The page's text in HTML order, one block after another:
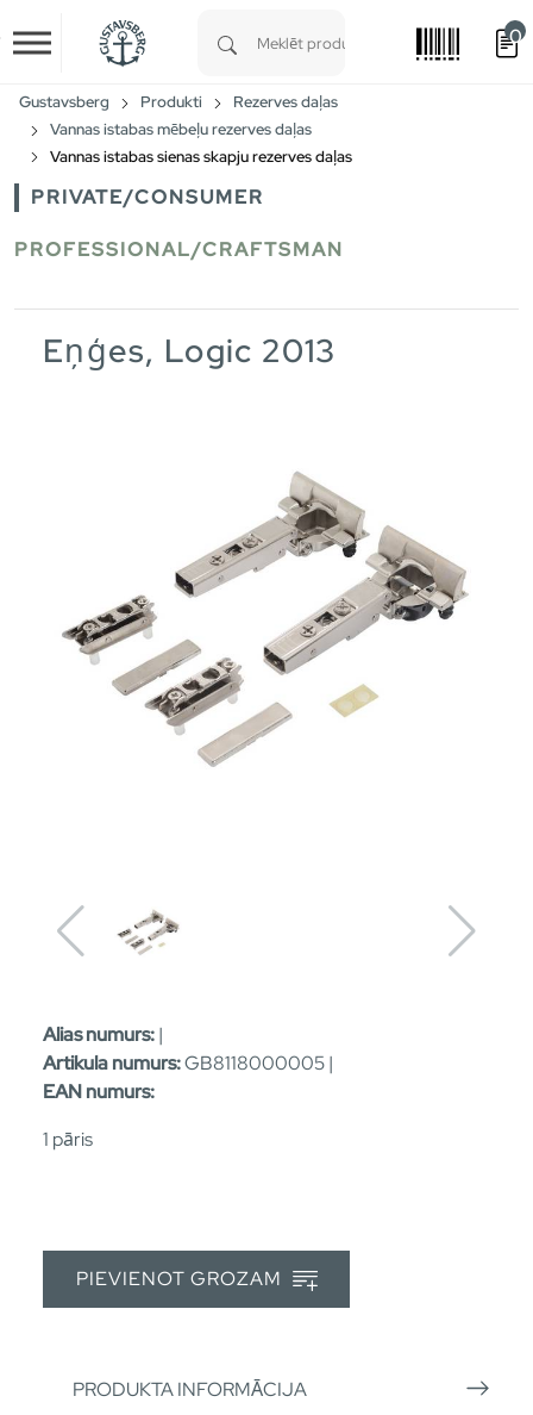
Skip to main content
0
Gustavsberg Produkti
Rezerves daļas
Vannas istabas mēbeļu rezerves daļas
Vannas istabas sienas skapju rezerves daļas
PRIVATE/CONSUMER
PROFESSIONAL/CRAFTSMAN
Eņģes, Logic 2013
Alias numurs:|
Artikula numurs:GB8118000005 |
EAN numurs:
1 pāris
PIEVIENOT GROZAM
PRODUKTA INFORMĀCIJA